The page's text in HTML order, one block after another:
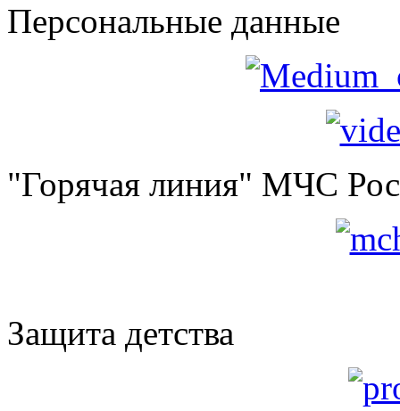
Персональные данные
"Горячая линия" МЧС
Защита детства